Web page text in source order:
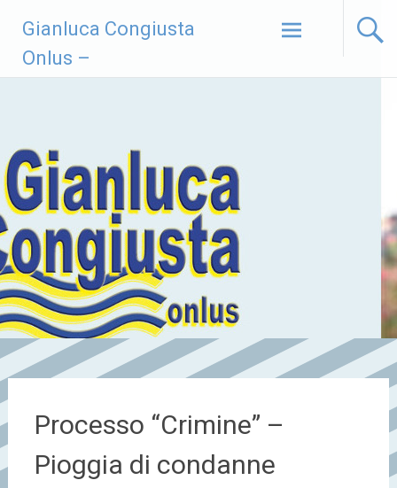
contenuto
Gianluca Congiusta
Onlus –
Processo “Crimine” –
Pioggia di condanne